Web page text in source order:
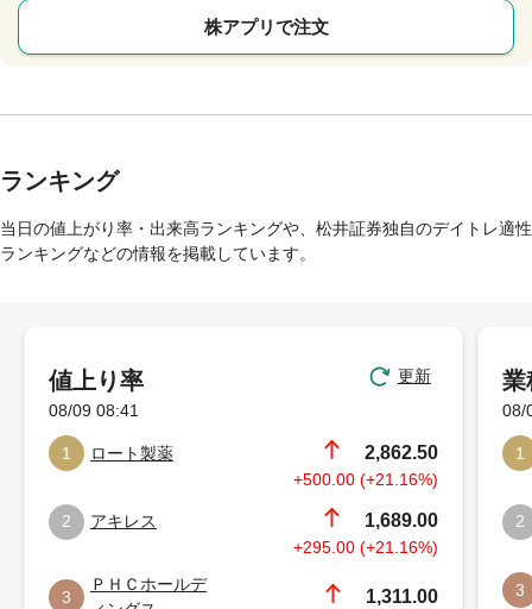
株アプリで注文
ランキング
当日の値上がり率・出来高ランキングや、松井証券独自のデイトレ適性
ランキングなどの情報を掲載しています。